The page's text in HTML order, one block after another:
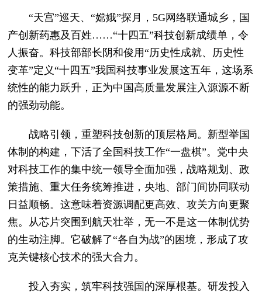
“天宫”巡天、“嫦娥”探月，5G网络联通城乡，国
产创新药惠及百姓……“十四五”科技创新成绩单，令
人振奋。科技部部长阴和俊用“历史性成就、历史性
变革”定义“十四五”我国科技事业发展这五年，这场系
统性的能力跃升，正为中国高质量发展注入源源不断
的强劲动能。
战略引领，重塑科技创新的顶层格局。新型举国
体制的构建，下活了全国科技工作“一盘棋”。党中央
对科技工作的集中统一领导全面加强，战略规划、政
策措施、重大任务统筹推进，央地、部门间协同联动
日益顺畅。这意味着资源调配更高效、攻关方向更聚
焦。从芯片突围到航天壮举，无一不是这一体制优势
的生动注脚。它破解了“各自为战”的困境，形成了攻
克关键核心技术的强大合力。
投入夯实，筑牢科技强国的深厚根基。研发投入